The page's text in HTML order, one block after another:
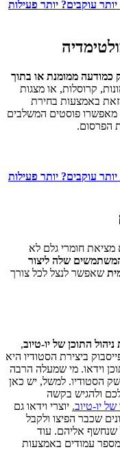
עוקבים? יותר פעילות
כמודעה ממומנת או בתוך
קרוסלות, או מצגות
באמצעות בחירת
מאפשרו פוסטים המשלבים
הפרסום.
עוקבים? יותר פעילות
מציאת חומרי גלם לא
שלה ליצור
שאפשר לנצל לכל צורך
התוכן של יו-טיוב,
ביצירת הסטודיו היא
וידאו. מי שמעלה הרבה
הסטודיו. למשל, יש כאן
ולהגיש בקשה
של יו-טיוב. יוצרי וידאו גם
שכבר הפיצו ולקבל
שנחשף אליהם. עוד
עמודים באמצעות